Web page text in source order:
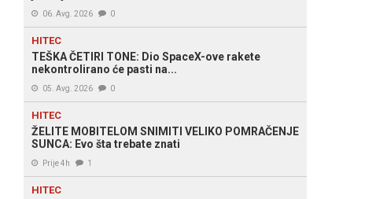
06. Avg. 2026 0
HITEC
TEŠKA ČETIRI TONE: Dio SpaceX-ove rakete
nekontrolirano će pasti na...
05. Avg. 2026 0
HITEC
ŽELITE MOBITELOM SNIMITI VELIKO POMRAČENJE
SUNCA: Evo šta trebate znati
Prije 4h 1
HITEC